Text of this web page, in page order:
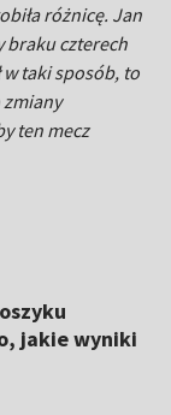
różnicę. Jan
braku czterech
w taki sposób, to
zmiany
ten mecz
jakie wyniki